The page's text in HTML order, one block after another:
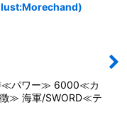
パワー≫ 6000≪カ
≫ 海軍/SWORD≪テ